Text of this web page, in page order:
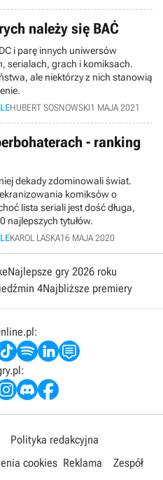
należy się BAĆ
i parę innych uniwersów
serialach, grach i komiksach.
ale niektórzy z nich stanowią
HUBERT SOSNOWSKI1 MAJA 2021
- ranking
dekady zdominowali świat.
komiksów o
lista seriali jest dość długa,
najlepszych tytułów.
KAROL LASKA16 MAJA 2020
Najlepsze gry 2026 roku
4Najbliższe premiery
Polityka redakcyjna
cookies Reklama
Zespół